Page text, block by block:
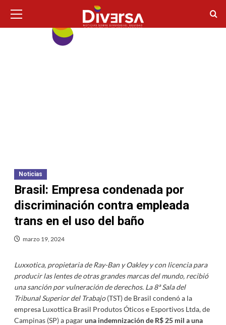
contenido
principal
Noticias
Brasil: Empresa condenada por
discriminación contra empleada
trans en el uso del baño
marzo 19, 2024
Luxxotica, propietaria de Ray-Ban y Oakley y con licencia para
producir las lentes de otras grandes marcas del mundo, recibió
una sanción por vulneración de derechos. La 8ª Sala del
Tribunal Superior del Trabajo(TST) de Brasil condenó a la
empresa Luxottica Brasil Produtos Óticos e Esportivos Ltda, de
Campinas (SP) a pagaruna indemnización de R$ 25 mil a una